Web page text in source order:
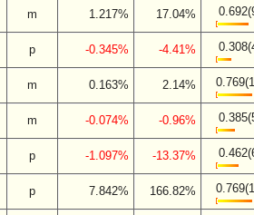
m 1.217% 17.04%
p -0.345% -4.41%
m 0.163% 2.14%
m -0.074% -0.96%
p -1.097% -13.37%
p 7.842% 166.82%